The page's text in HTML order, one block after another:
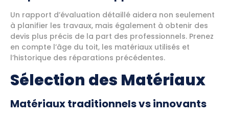
Un rapport d’évaluation détaillé aidera non seulement
à planifier les travaux, mais également à obtenir des
devis plus précis de la part des professionnels. Prenez
en compte l’âge du toit, les matériaux utilisés et
l’historique des réparations précédentes.
Sélection des Matériaux
Matériaux traditionnels vs innovants